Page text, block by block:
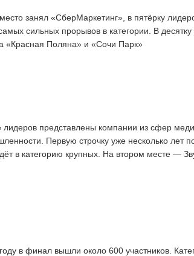
занял «СберМаркетинг», в пятёрку
сильных прорывов в категории. В
«Красная Поляна» и «Сочи Парк»
представлены компании из сфер
Первую строчку уже несколько лет
в категорию крупных. На втором месте —
в финал вышли около 600 участников.